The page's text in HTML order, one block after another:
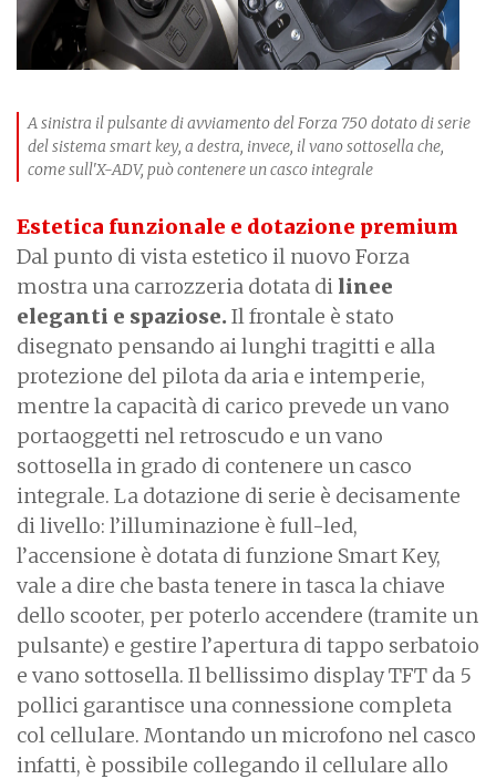
A sinistra il pulsante di avviamento del Forza 750 dotato di serie
del sistema smart key, a destra, invece, il vano sottosella che,
come sull'X-ADV, può contenere un casco integrale
Estetica funzionale e dotazione premium
Dal punto di vista estetico il nuovo Forza
mostra una carrozzeria dotata di linee
eleganti e spaziose. Il frontale è stato
disegnato pensando ai lunghi tragitti e alla
protezione del pilota da aria e intemperie,
mentre la capacità di carico prevede un vano
portaoggetti nel retroscudo e un vano
sottosella in grado di contenere un casco
integrale. La dotazione di serie è decisamente
di livello: l’illuminazione è full-led,
l’accensione è dotata di funzione Smart Key,
vale a dire che basta tenere in tasca la chiave
dello scooter, per poterlo accendere (tramite un
pulsante) e gestire l’apertura di tappo serbatoio
e vano sottosella. Il bellissimo display TFT da 5
pollici garantisce una connessione completa
col cellulare. Montando un microfono nel casco
infatti, è possibile collegando il cellulare allo